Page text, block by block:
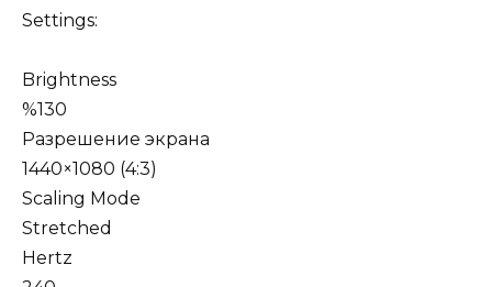
Settings:
Brightness
%130
Разрешение экрана
1440×1080 (4:3)
Scaling Mode
Stretched
Hertz